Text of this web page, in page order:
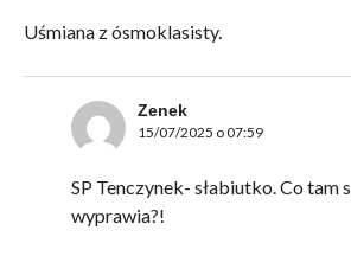
Uśmiana z ósmoklasisty.
Zenek
15/07/2025 o 07:59
SP Tenczynek- słabiutko. Co tam
wyprawia?!